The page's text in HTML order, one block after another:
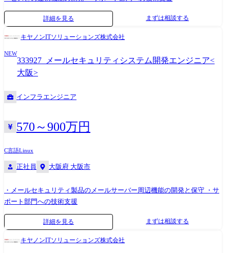
詳細を見る まずは相談する
キヤノンITソリューションズ株式会社
NEW
333927_メールセキュリティシステム開発エンジニア<
大阪>
インフラエンジニア
570～900万円
C言語Linux
正社員 大阪府 大阪市
・メールセキュリティ製品のメールサーバー周辺機能の開発と保守 ・サ
ポート部門への技術支援
詳細を見る まずは相談する
キヤノンITソリューションズ株式会社